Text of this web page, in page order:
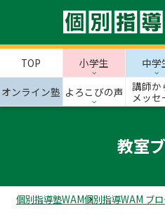
TOP 小学生 中学
オンライン塾 よろこびの声
講師か
メッセ
教室
個別指導塾WAM個別指導WAM ブ